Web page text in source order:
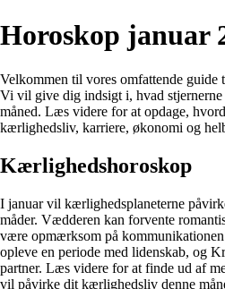
Horoskop januar
Velkommen til vores omfattende guide
Vi vil give dig indsigt i, hvad
måned. Læs videre for at opdage,
kærlighedsliv, karriere, økonomi og
Kærlighedshoroskop
I januar vil kærlighedsplaneterne
måder. Vædderen kan forvente
være opmærksom på
opleve en periode med lidenskab, og
partner. Læs videre for at finde ud af
vil påvirke dit kærlighedsliv denne